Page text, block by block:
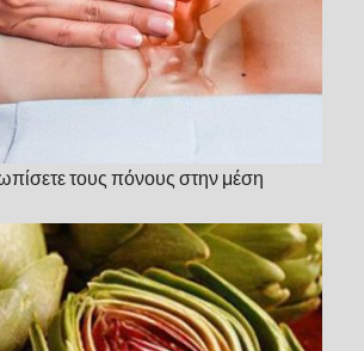
τους πόνους στην μέση